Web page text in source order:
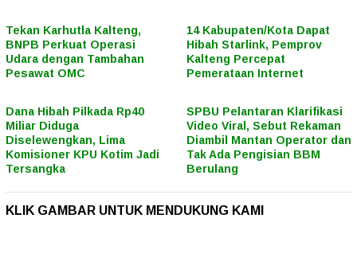
Tekan Karhutla Kalteng,
BNPB Perkuat Operasi
Udara dengan Tambahan
Pesawat OMC
14 Kabupaten/Kota Dapat
Hibah Starlink, Pemprov
Kalteng Percepat
Pemerataan Internet
Dana Hibah Pilkada Rp40
Miliar Diduga
Diselewengkan, Lima
Komisioner KPU Kotim Jadi
Tersangka
SPBU Pelantaran Klarifikasi
Video Viral, Sebut Rekaman
Diambil Mantan Operator dan
Tak Ada Pengisian BBM
Berulang
KLIK GAMBAR UNTUK MENDUKUNG KAMI